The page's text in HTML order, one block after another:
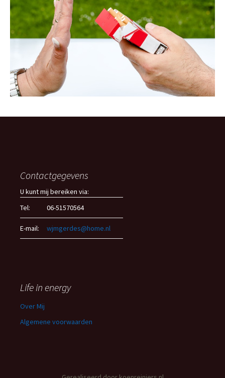
Contactgegevens
U kunt mij bereiken via:
Tel:
06-51570564
E-mail: wjmgerdes@home.nl
Life in energy
Over Mij
Algemene voorwaarden